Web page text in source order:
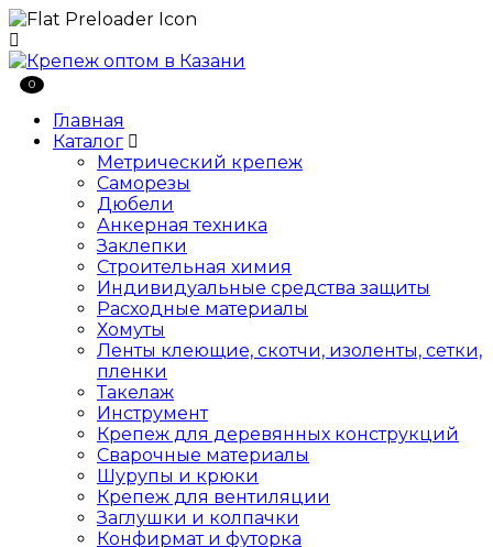
0
Главная
Каталог
Метрический крепеж
Саморезы
Дюбели
Анкерная техника
Заклепки
Строительная химия
Индивидуальные средства защиты
Расходные материалы
Хомуты
Ленты клеющие, скотчи, изоленты, сетки,
пленки
Такелаж
Инструмент
Крепеж для деревянных конструкций
Сварочные материалы
Шурупы и крюки
Крепеж для вентиляции
Заглушки и колпачки
Конфирмат и футорка